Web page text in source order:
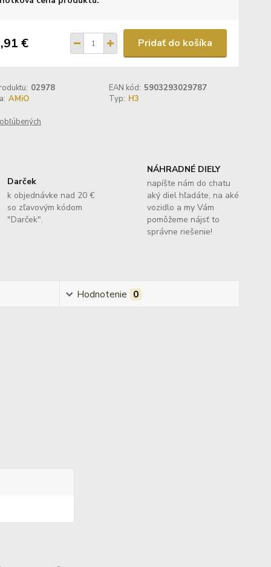
€ Pridať do košíka
02978 EAN kód: 5903293029787
AMiO Typ: H3
Darček
k objednávke nad 20 €
so zľavovým kódom
"Darček".
NÁHRADNÉ DIELY
napíšte nám do chatu
aký diel hľadáte, na aké
vozidlo a my Vám
pomôžeme nájsť to
správne riešenie!
Hodnotenie 0